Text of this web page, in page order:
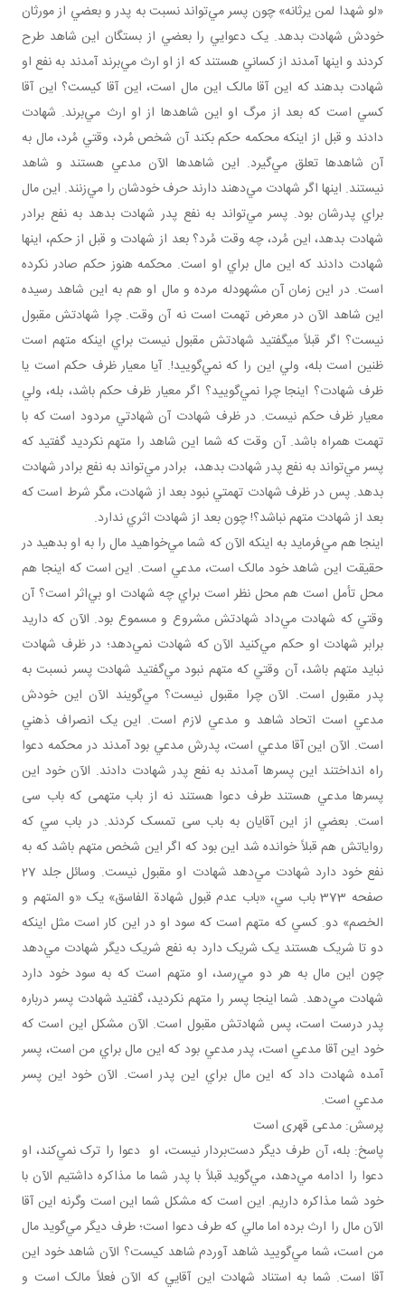
«لو شهدا لمن يرثانه» چون پسر مي‌تواند نسبت به پدر و بعضي از مورثان
خودش شهادت بدهد. يک دعوايي را بعضي از بستگان اين شاهد طرح
کردند و اينها آمدند از کساني‌ هستند که از او ارث مي‌برند آمدند به نفع او
شهادت بدهند که اين آقا مالک اين مال است، اين آقا کيست؟ اين آقا
کسي است که بعد از مرگ او اين شاهدها از او ارث مي‌برند. شهادت
دادند و قبل از اينکه محکمه حکم بکند آن شخص مُرد، وقتي مُرد، مال به
آن شاهدها تعلق مي‌گيرد. اين شاهدها الآن مدعي‌ هستند و شاهد
نيستند. اينها اگر شهادت مي‌دهند دارند حرف خودشان را مي‌زنند. اين مال
براي پدرشان بود. پسر مي‌تواند به نفع پدر شهادت بدهد به نفع برادر
شهادت بدهد، اين مُرد، چه وقت مُرد؟ بعد از شهادت و قبل از حکم، اينها
شهادت دادند که اين مال براي او است. محکمه هنوز حکم صادر نکرده
است. در اين زمان آن مشهودله مرده و مال او هم به اين شاهد رسيده
اين شاهد الآن در معرض تهمت است نه آن وقت. چرا شهادتش مقبول
نيست؟ اگر قبلاً می­گفتيد شهادتش مقبول نيست براي اينکه متهم است
ظنين است بله، ولي اين را که نمي‌گوييد!. آيا معيار ظرف حکم است يا
ظرف شهادت؟ اينجا چرا نمي‌گوييد؟ اگر معيار ظرف حکم باشد، بله، ولي
معيار ظرف حکم نيست. در ظرف شهادت آن شهادتي مردود است که با
تهمت همراه باشد. آن وقت که شما اين شاهد را متهم نکرديد گفتيد که
پسر مي‌تواند به نفع پدر شهادت بدهد، برادر مي‌تواند به نفع برادر شهادت
بدهد. پس در ظرف شهادت تهمتي نبود بعد از شهادت، مگر شرط است که
بعد از شهادت متهم نباشد؟! چون بعد از شهادت اثري ندارد.
اينجا هم مي‌فرمايد به اينکه الآن که شما مي‌خواهيد مال را به او بدهيد در
حقيقت اين شاهد خود مالک است، مدعي است. اين است که اينجا هم
محل تأمل است هم محل نظر است براي چه شهادت او بي‌اثر است؟ آن
وقتي که شهادت مي‌داد شهادتش مشروع و مسموع بود. الآن که داريد
برابر شهادت او حکم مي‌کنيد الآن که شهادت نمي‌دهد؛ در ظرف شهادت
نبايد متهم باشد، آن وقتي که متهم نبود مي‌گفتيد شهادت پسر نسبت به
پدر مقبول است. الآن چرا مقبول نيست؟ مي‌گويند الآن اين خودش
مدعي است اتحاد شاهد و مدعي لازم است. اين يک انصراف ذهني
است. الآن اين آقا مدعي است، پدرش مدعي بود آمدند در محکمه دعوا
راه انداختند اين پسرها آمدند به نفع پدر شهادت دادند. الآن خود اين
پسرها مدعي‌ هستند طرف دعوا هستند نه از باب متهمی که باب سی
است. بعضي از اين آقايان به باب سی تمسک کردند. در باب سي که
رواياتش هم قبلاً خوانده شد اين بود که اگر اين شخص متهم باشد که به
نفع خود دارد شهادت مي‌دهد شهادت او مقبول نيست. وسائل جلد 27
صفحه 373 باب سي، «باب عدم قبول شهادة الفاسق» يک «و المتهم و
الخصم» دو. کسي که متهم است که سود او در اين کار است مثل اينکه
دو تا شريک‌ هستند يک شريک دارد به نفع شريک ديگر شهادت مي‌دهد
چون اين مال به هر دو مي‌رسد، او متهم است که به سود خود دارد
شهادت مي‌دهد. شما اينجا پسر را متهم نکرديد، گفتيد شهادت پسر درباره
پدر درست است، پس شهادتش مقبول است. الآن مشکل اين است که
خود اين آقا مدعي است، پدر مدعي بود که اين مال براي من است، پسر
آمده شهادت داد که اين مال براي اين پدر است. الآن خود اين پسر
مدعي است.
پرسش: مدعی قهری است
پاسخ: بله، آن طرف ديگر دست‌بردار نيست، او دعوا را ترک نمي‌کند، او
دعوا را ادامه مي‌دهد، مي‌گويد قبلاً با پدر شما ما مذاکره داشتيم الآن با
خود شما مذاکره داريم. اين است که مشکل شما اين است وگرنه اين آقا
الآن مال را ارث برده اما مالي که طرف دعوا است؛ طرف ديگر مي‌گويد مال
من است، شما مي‌گوييد شاهد آوردم شاهد کيست؟ الآن شاهد خود اين
آقا است. شما به استناد شهادت اين آقايي که الآن فعلاً مالک است و